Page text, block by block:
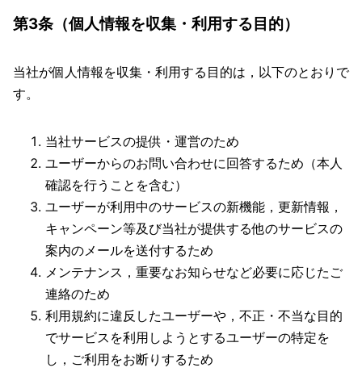
第3条（個人情報を収集・利用する目的）
当社が個人情報を収集・利用する目的は，以下のとおりで
す。
当社サービスの提供・運営のため
ユーザーからのお問い合わせに回答するため（本人
確認を行うことを含む）
ユーザーが利用中のサービスの新機能，更新情報，
キャンペーン等及び当社が提供する他のサービスの
案内のメールを送付するため
メンテナンス，重要なお知らせなど必要に応じたご
連絡のため
利用規約に違反したユーザーや，不正・不当な目的
でサービスを利用しようとするユーザーの特定を
し，ご利用をお断りするため